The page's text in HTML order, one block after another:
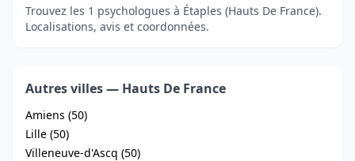
Trouvez les 1 psychologues à Étaples (Hauts De France).
Localisations, avis et coordonnées.
Autres villes — Hauts De France
Amiens (50)
Lille (50)
Villeneuve-d'Ascq (50)